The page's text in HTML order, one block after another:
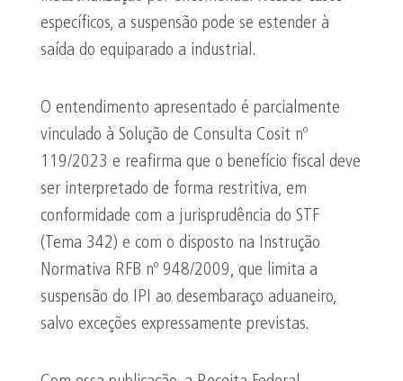
específicos, a suspensão pode se estender à
saída do equiparado a industrial.
O entendimento apresentado é parcialmente
vinculado à Solução de Consulta Cosit nº
119/2023 e reafirma que o benefício fiscal deve
ser interpretado de forma restritiva, em
conformidade com a jurisprudência do STF
(Tema 342) e com o disposto na Instrução
Normativa RFB nº 948/2009, que limita a
suspensão do IPI ao desembaraço aduaneiro,
salvo exceções expressamente previstas.